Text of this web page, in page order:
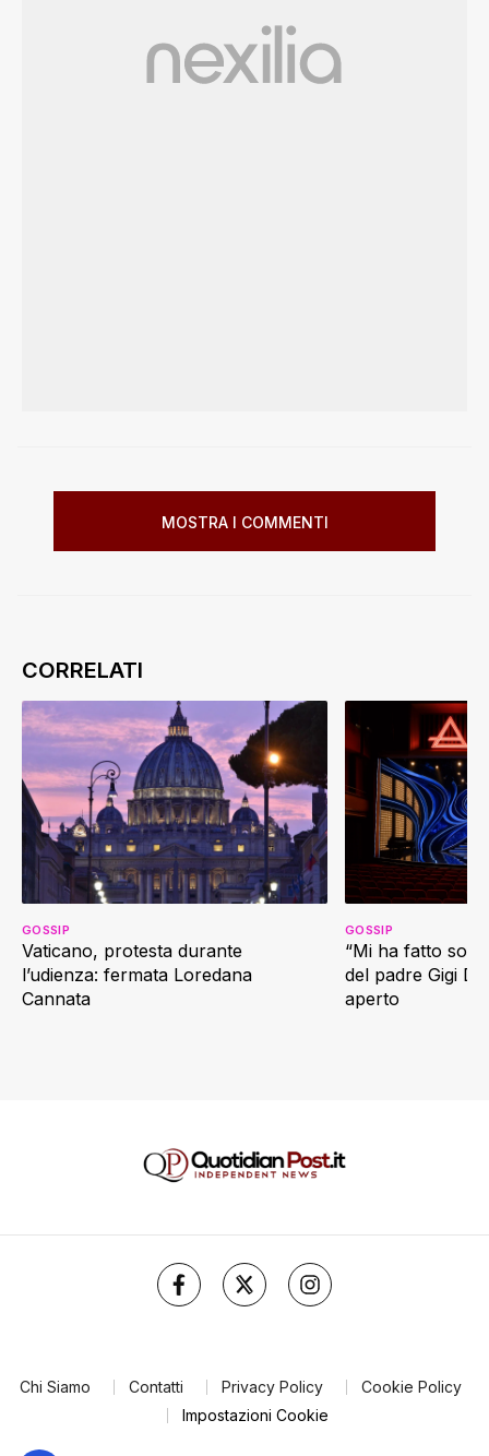
MOSTRA I COMMENTI
Vaticano, protesta durante
l’udienza: fermata Loredana
Cannata
GOSSIP
“Mi ha fatto
del padre Gigi
aperto
GOSSIP
Chi Siamo Contatti Privacy Policy
Cookie Policy
Impostazioni Cookie